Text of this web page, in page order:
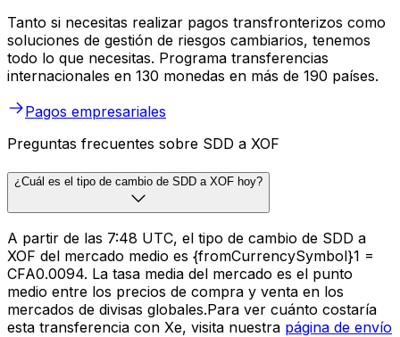
Tanto si necesitas realizar pagos transfronterizos como
soluciones de gestión de riesgos cambiarios, tenemos
todo lo que necesitas. Programa transferencias
internacionales en 130 monedas en más de 190 países.
Pagos empresariales
Preguntas frecuentes sobre SDD a XOF
¿Cuál es el tipo de cambio de SDD a XOF hoy?
A partir de las 7:48 UTC, el tipo de cambio de SDD a
XOF del mercado medio es {fromCurrencySymbol}1 =
CFA0.0094. La tasa media del mercado es el punto
medio entre los precios de compra y venta en los
mercados de divisas globales.Para ver cuánto costaría
esta transferencia con Xe, visita nuestra página de envío